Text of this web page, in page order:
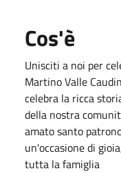
Cos'è
Unisciti a noi per
Martino Valle
celebra la ricca
della nostra
amato santo
un'occasione di
tutta la famiglia